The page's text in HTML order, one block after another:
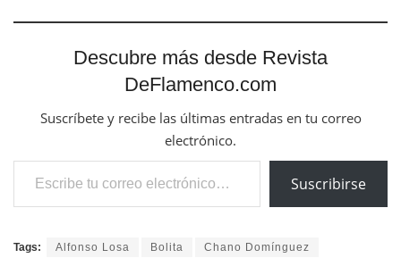
Descubre más desde Revista
DeFlamenco.com
Suscríbete y recibe las últimas entradas en tu correo
electrónico.
Escribe tu correo electrónico…
Suscribirse
Tags: Alfonso Losa Bolita Chano Domínguez